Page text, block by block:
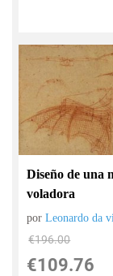
Diseño de una
voladora
porLeonardo da
€196.00
€109.76